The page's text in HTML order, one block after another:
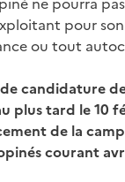
pour son
ou tout
de candidature
plus tard le 10
de la
courant